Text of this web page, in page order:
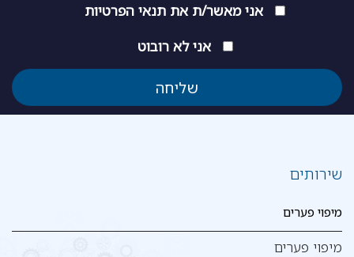
אני מאשר/ת את תנאי הפרטיות
אני לא רובוט
שירותים
מיפוי פערים
מיפוי פערים